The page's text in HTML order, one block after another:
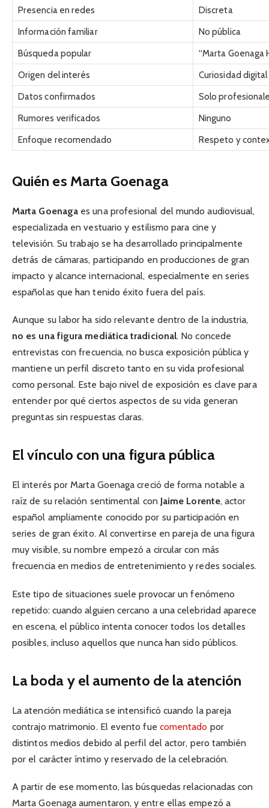
Presencia en redes
Discreta
Información familiar
No pública
Búsqueda popular
“Marta Goenaga
Origen del interés
Curiosidad digital
Datos confirmados
Solo
Rumores verificados
Ninguno
Enfoque recomendado
Respeto y
Quién es Marta Goenaga
Marta Goenaga es una profesional del mundo audiovisual,
especializada en vestuario y estilismo para cine y
televisión. Su trabajo se ha desarrollado principalmente
detrás de cámaras, participando en producciones de gran
impacto y alcance internacional, especialmente en series
españolas que han tenido éxito fuera del país.
Aunque su labor ha sido relevante dentro de la industria,
no es una figura mediática tradicional. No concede
entrevistas con frecuencia, no busca exposición pública y
mantiene un perfil discreto tanto en su vida profesional
como personal. Este bajo nivel de exposición es clave para
entender por qué ciertos aspectos de su vida generan
preguntas sin respuestas claras.
El vínculo con una figura pública
El interés por Marta Goenaga creció de forma notable a
raíz de su relación sentimental con Jaime Lorente, actor
español ampliamente conocido por su participación en
series de gran éxito. Al convertirse en pareja de una figura
muy visible, su nombre empezó a circular con más
frecuencia en medios de entretenimiento y redes sociales.
Este tipo de situaciones suele provocar un fenómeno
repetido: cuando alguien cercano a una celebridad aparece
en escena, el público intenta conocer todos los detalles
posibles, incluso aquellos que nunca han sido públicos.
La boda y el aumento de la atención
La atención mediática se intensificó cuando la pareja
contrajo matrimonio. El evento fue comentado por
distintos medios debido al perfil del actor, pero también
por el carácter íntimo y reservado de la celebración.
A partir de ese momento, las búsquedas relacionadas con
Marta Goenaga aumentaron, y entre ellas empezó a